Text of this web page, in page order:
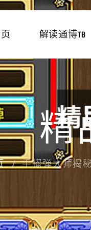
解读通博TB
精
手榴弹大师揭